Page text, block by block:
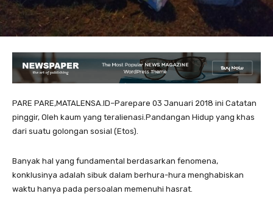
PARE PARE,MATALENSA.ID–Parepare 03 Januari 2018 ini Catatan
pinggir, Oleh kaum yang teralienasi.Pandangan Hidup yang khas
dari suatu golongan sosial (Etos).
Banyak hal yang fundamental berdasarkan fenomena,
konklusinya adalah sibuk dalam berhura-hura menghabiskan
waktu hanya pada persoalan memenuhi hasrat.